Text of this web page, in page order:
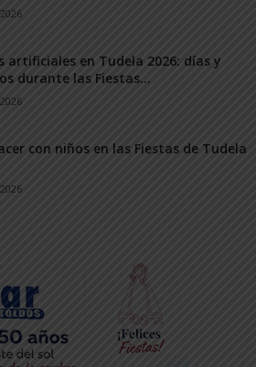
artificiales en Tudela 2026: días y
durante las Fiestas...
con niños en las Fiestas de Tudela